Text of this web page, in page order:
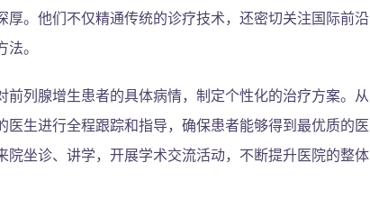
。他们不仅精通传统的诊疗技术，还密切关注国际前沿
。
列腺增生患者的具体病情，制定个性化的治疗方案。从
生进行全程跟踪和指导，确保患者能够得到最优质的医
坐诊、讲学，开展学术交流活动，不断提升医院的整体